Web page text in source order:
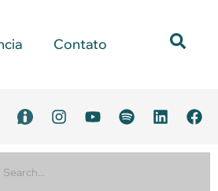
Contato